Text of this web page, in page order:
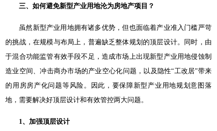
三、如何避免新型产业用地沦为房地产项目？
虽然新型产业用地拥有诸多优势，但也面临着产业准入门槛严苛
的挑战，在规模与布局上，普遍缺乏整体规划的顶层设计。同时，由
于混合功能监管有效手段不足，造成市场上出现新型产业用地侵蚀制
造业空间、冲击商办市场的产业空心化问题，以及隐性“工改居”带来
的用房房产化问题等风险。因此，要保障新型产业用地规划意图落
地，需要解决好顶层设计和有效管控两大问题。
1、加强顶层设计